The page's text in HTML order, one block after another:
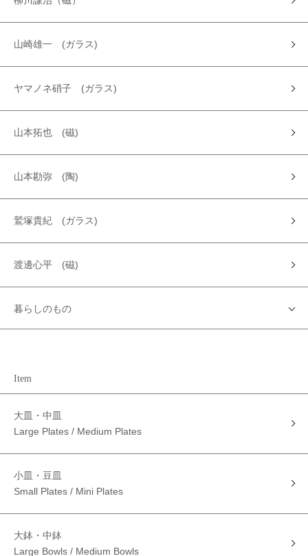
山崎雄一 (ガラス)
ヤマノネ硝子 (ガラス)
山本拓也 (磁)
山本勘弥 (陶)
鷲塚貴紀 (ガラス)
渡邊心平 (磁)
暮らしのもの
Item
大皿・中皿
Large Plates / Medium Plates
小皿・豆皿
Small Plates / Mini Plates
大鉢・中鉢
Large Bowls / Medium Bowls